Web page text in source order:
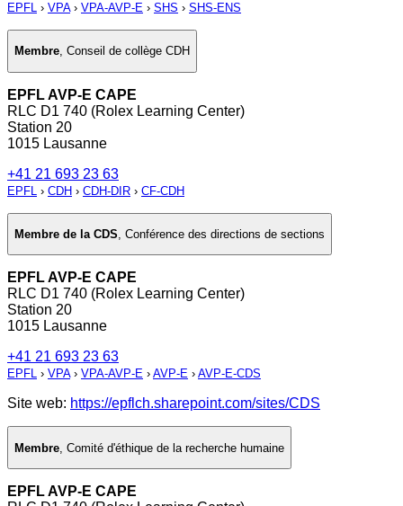
EPFL › VPA› VPA-AVP-E › SHS › SHS-ENS
Membre, Conseil de collège CDH
EPFL AVP-E CAPE
RLC D1 740 (Rolex Learning Center)
Station 20
1015 Lausanne
+41 21 693 23 63
EPFL › CDH › CDH-DIR › CF-CDH
Membre de la CDS, Conférence des directions de sections
EPFL AVP-E CAPE
RLC D1 740 (Rolex Learning Center)
Station 20
1015 Lausanne
+41 21 693 23 63
EPFL › VPA› VPA-AVP-E › AVP-E › AVP-E-CDS
Site web: https://epflch.sharepoint.com/sites/CDS
Membre Comité d'éthique de la recherche humaine
EPFL AVP-E CAPE